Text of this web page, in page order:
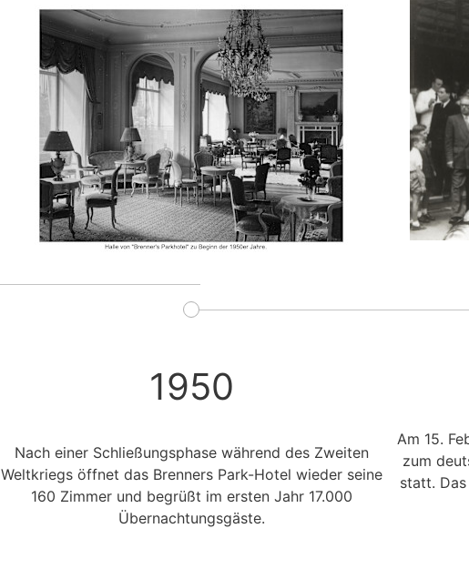
1950
Nach einer Schließungsphase während des Zweiten
Weltkriegs öffnet das Brenners Park-Hotel wieder seine
160 Zimmer und begrüßt im ersten Jahr 17.000
Übernachtungsgäste.
Am 15.
zum
statt.